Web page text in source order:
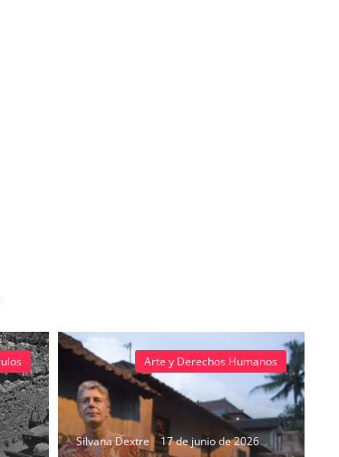
Silvana Dextre 17 de junio de 2026
Arte y Derechos Humanos